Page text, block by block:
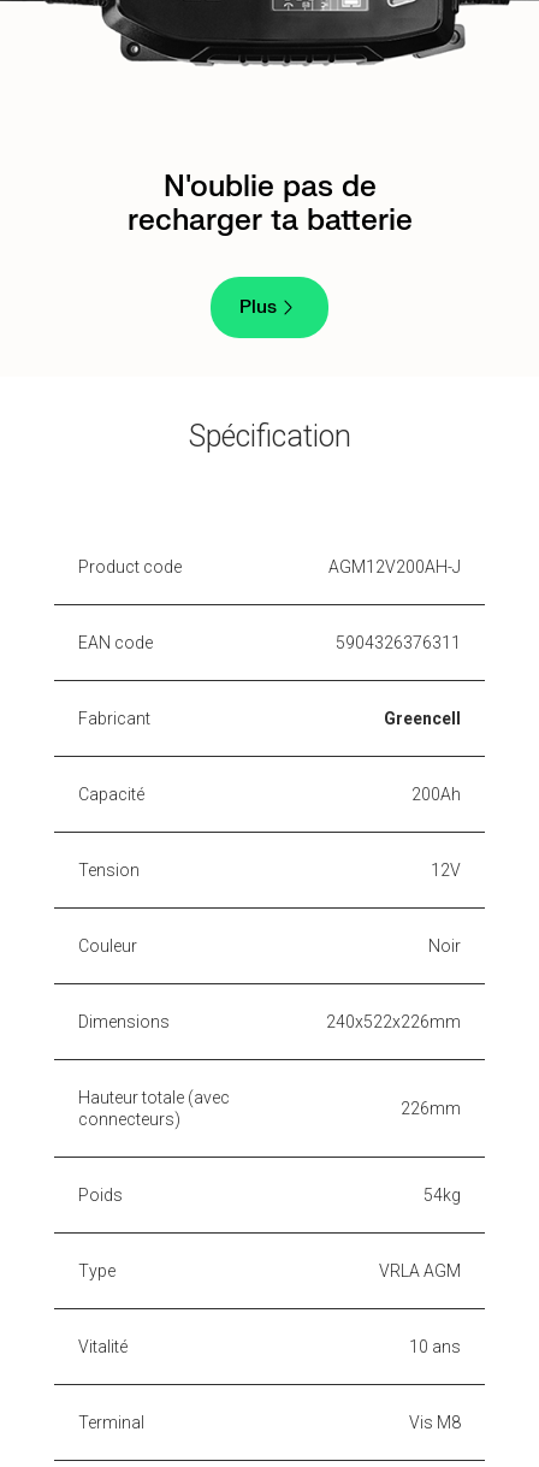
N'oublie pas de
recharger ta batterie
Plus
Spécification
Product code AGM12V200AH-J
EAN code 5904326376311
Fabricant Greencell
Capacité 200Ah
Tension 12V
Couleur Noir
Dimensions 240x522x226mm
Hauteur totale (avec
connecteurs)
226mm
Poids 54kg
Type VRLA AGM
Vitalité 10 ans
Terminal Vis M8